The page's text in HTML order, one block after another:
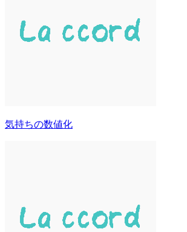
気持ちの数値化